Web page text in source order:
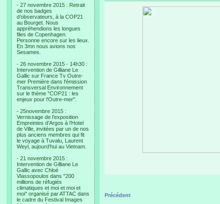
- 27 novembre 2015 : Retrait
de nos badges
d’observateurs, à la COP21
au Bourget. Nous
appréhendions les longues
files de Copenhagen.
Personne encore sur les lieux.
En 3mn nous avions nos
Sesames.
- 26 novembre 2015 - 14h30 :
Intervention de Gilliane Le
Gallic sur France Tv Outre-
mer Première dans l'émission
Transversal Environnement
sur le thème "COP21 : les
enjeux pour l'Outre-mer".
- 25novembre 2015 :
Vernissage de l’exposition
Empreintes d’Argos à l’Hotel
de Ville, invitées par un de nos
plus anciens membres qui fit
le voyage à Tuvalu, Laurent
Weyl, aujourd’hui au Vietnam.
- 21 novembre 2015 :
Intervention de Gilliane Le
Gallic avec Chloé
Vlassopoulos dans "200
millions de réfugiés
climatiques et moi et moi et
moi" organisé par ATTAC dans
le cadre du Festival Images
Précédent